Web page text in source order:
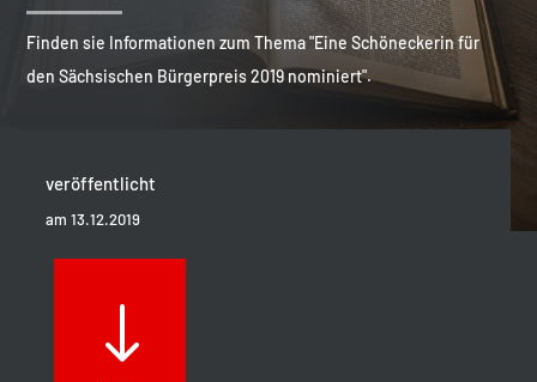
Finden sie Informationen zum Thema "Eine Schöneckerin für
den Sächsischen Bürgerpreis 2019 nominiert".
veröffentlicht
am 13.12.2019
"